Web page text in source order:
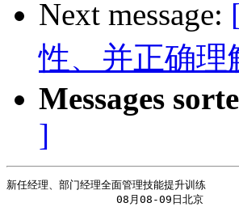
Next message:
性、并正确理
Messages
]
新任经理、部门经理全面管理技能提升训练
08月08-09日北京